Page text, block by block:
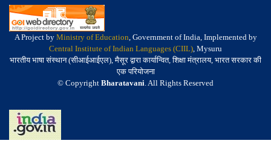
A Project by Ministry of Education, Government of India, Implemented by
Central Institute of Indian Languages (CIIL), Mysuru
भारतीय भाषा संस्थान (सीआईआईएल), मैसूर द्वारा कार्यान्वित, शिक्षा मंत्रालय, भारत सरकार की
एक परियोजना
© Copyright Bharatavani. All Rights Reserved